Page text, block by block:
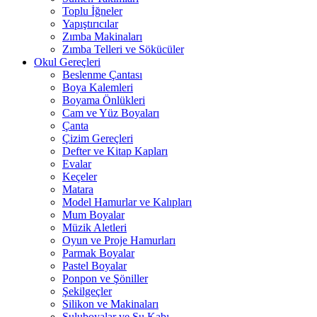
Toplu İğneler
Yapıştırıcılar
Zımba Makinaları
Zımba Telleri ve Sökücüler
Okul Gereçleri
Beslenme Çantası
Boya Kalemleri
Boyama Önlükleri
Cam ve Yüz Boyaları
Çanta
Çizim Gereçleri
Defter ve Kitap Kapları
Evalar
Keçeler
Matara
Model Hamurlar ve Kalıpları
Mum Boyalar
Müzik Aletleri
Oyun ve Proje Hamurları
Parmak Boyalar
Pastel Boyalar
Ponpon ve Şöniller
Şekilgeçler
Silikon ve Makinaları